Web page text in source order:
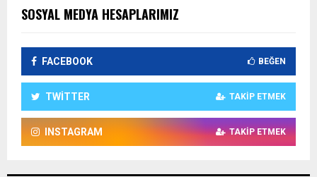
SOSYAL MEDYA HESAPLARIMIZ
FACEBOOK BEĞEN
TWITTER TAKIP ETMEK
INSTAGRAM TAKIP ETMEK